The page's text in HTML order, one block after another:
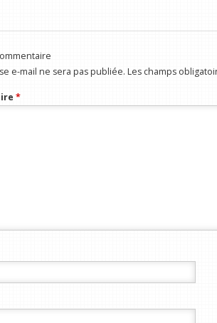
e-mail ne sera pas publiée. Les champs
*